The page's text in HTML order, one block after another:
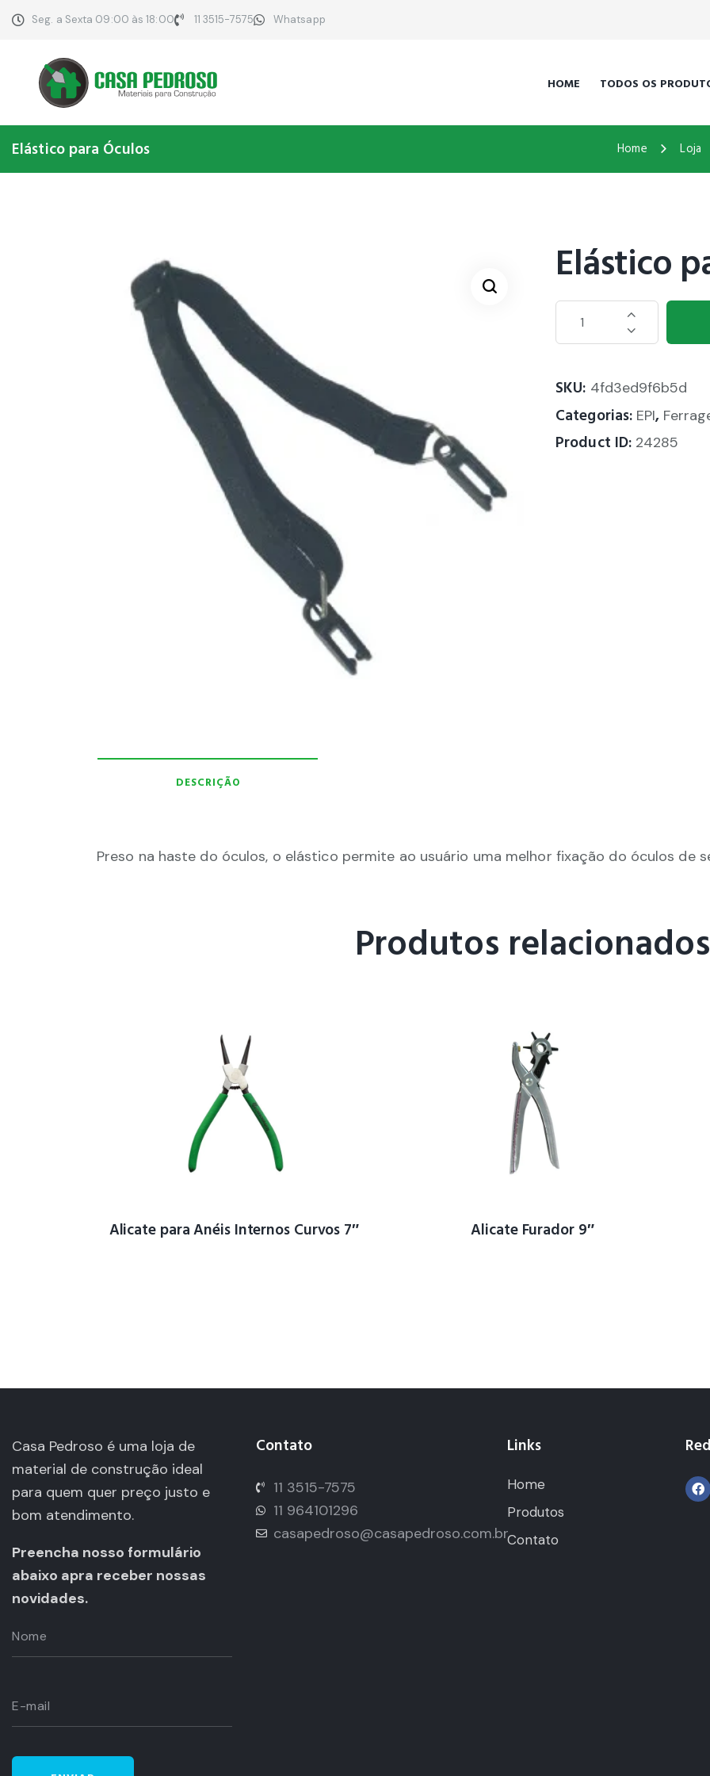
Seg. a Sexta 09:00 às 18:00 11 3515-7575 Whatsapp
HOME TODOS OS
Elástico para Óculos Home Loja
Elástico
SKU: 4fd3ed9f6b5d
Categorias: EPI,
Product ID: 24285
DESCRIÇÃO
Preso na haste do óculos, o elástico permite ao usuário uma melhor fixação do óculos de
Produtos relacionados
Alicate para Anéis Internos Curvos 7″ Alicate Furador 9″
Casa Pedroso é uma loja de
material de construção ideal
para quem quer preço justo e
bom atendimento.
Preencha nosso formulário
abaixo apra receber nossas
novidades.
Contato
11 3515-7575
11 964101296
casapedroso@casapedroso.com.br
Links
Home
Produtos
Contato